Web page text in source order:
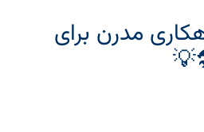
مدرن برای